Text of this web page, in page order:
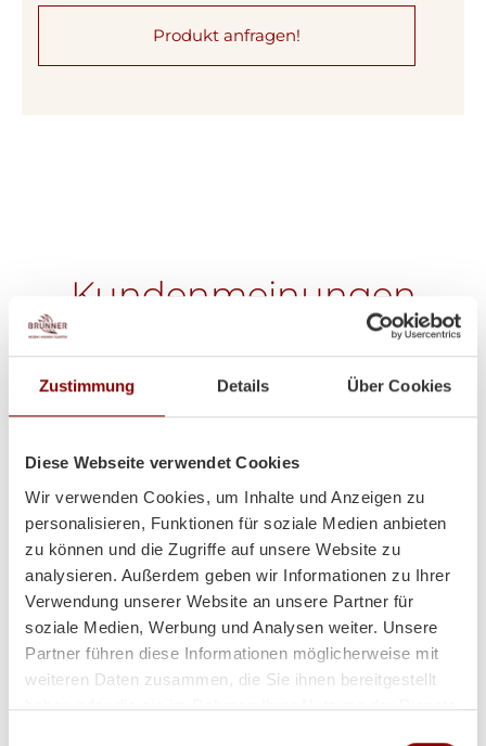
Zustimmung Details Über Cookies
Diese Webseite verwendet Cookies
Wir verwenden Cookies, um Inhalte und Anzeigen zu
personalisieren, Funktionen für soziale Medien anbieten
zu können und die Zugriffe auf unsere Website zu
analysieren. Außerdem geben wir Informationen zu Ihrer
Verwendung unserer Website an unsere Partner für
soziale Medien, Werbung und Analysen weiter. Unsere
Partner führen diese Informationen möglicherweise mit
weiteren Daten zusammen, die Sie ihnen bereitgestellt
haben oder die sie im Rahmen Ihrer Nutzung der Dienste
Produkt anfragen!
Kundenmeinungen